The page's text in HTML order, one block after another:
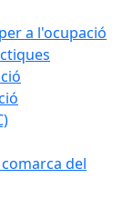
a l'ocupació
del